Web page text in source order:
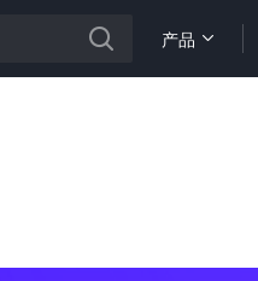
产品